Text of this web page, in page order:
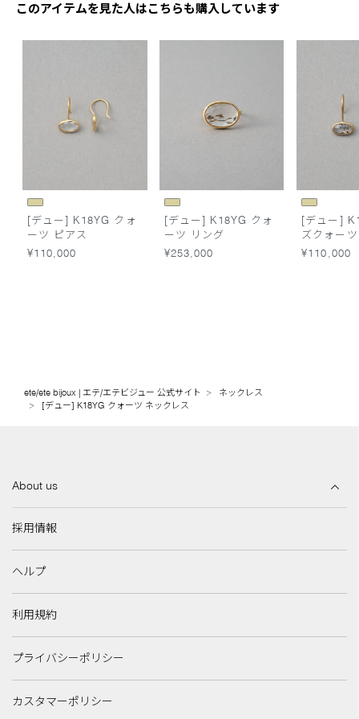
このアイテムを見た人はこちらも購入しています
[デュー] K18YG クォ
ーツ ピアス
¥110,000
[デュー] K18YG クォ
ーツ リング
¥253,000
[デュー]
ズクォー
¥110,000
ete/ete bijoux | エテ/エテビジュー 公式サイト
ネックレス
[デュー] K18YG クォーツ ネックレス
About us
採用情報
ヘルプ
利用規約
プライバシーポリシー
カスタマーポリシー